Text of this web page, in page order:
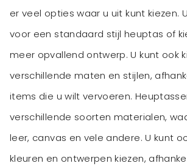
er veel opties waar u uit kunt kiezen.
voor een standaard stijl heuptas of
meer opvallend ontwerp. U kunt ook
verschillende maten en stijlen,
items die u wilt vervoeren.
verschillende soorten materialen,
leer, canvas en vele andere. U kunt
kleuren en ontwerpen kiezen,